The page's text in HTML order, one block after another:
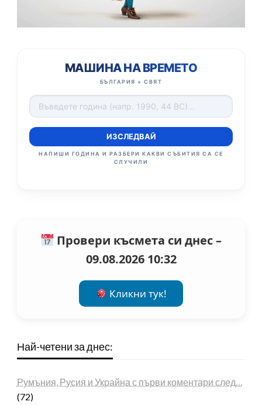
МАШИНА НА ВРЕМЕТО
БЪЛГАРИЯ + СВЯТ
ИЗСЛЕДВАЙ
НАПИШИ ГОДИНА И РАЗБЕРИ КАКВИ СЪБИТИЯ СА СЕ
СЛУЧИЛИ
Провери късмета си днес –
09.08.2026 10:32
Кликни тук!
Най-четени за днес:
Румъния, Русия и Украйна с първи коментари след…
(72)